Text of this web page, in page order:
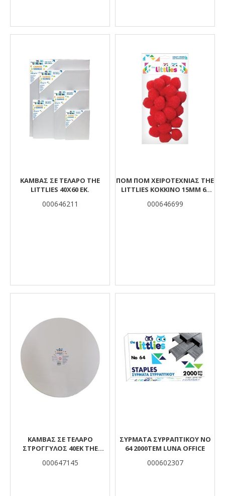
ΚΑΜΒΆΣ ΣΕ ΤΕΛΆΡΟ THE
LITTLIES 40X60 ΕΚ.
000646211
ΠΟΜ ΠΟΜ ΧΕΙΡΟΤΕΧΝΊΑΣ THE
LITTLIES ΚΌΚΚΙΝΟ 15MM 60
000646699
ΚΑΜΒΑΣ ΣΕ ΤΕΛΑΡΟ
ΣΤΡΟΓΓΥΛΟΣ 40ΕΚ ΤΗΕ
000647145
ΣΥΡΜΑΤΑ ΣΥΡΡΑΠΤΙΚΟΥ NO
64 2000TEM LUNA OFFICE
000602307